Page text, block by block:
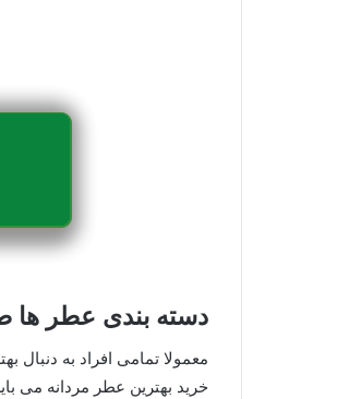
دسته بندی عطر ها
معمولا تمامی افراد به دنبال
خرید بهترین عطر مردانه می